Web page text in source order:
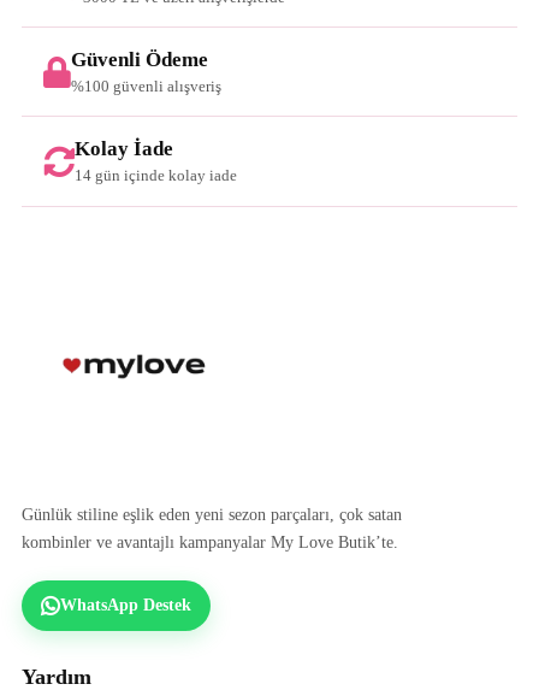
Güvenli Ödeme
%100 güvenli alışveriş
Kolay İade
14 gün içinde kolay iade
Günlük stiline eşlik eden yeni sezon parçaları, çok satan
kombinler ve avantajlı kampanyalar My Love Butik’te.
WhatsApp Destek
Yardım